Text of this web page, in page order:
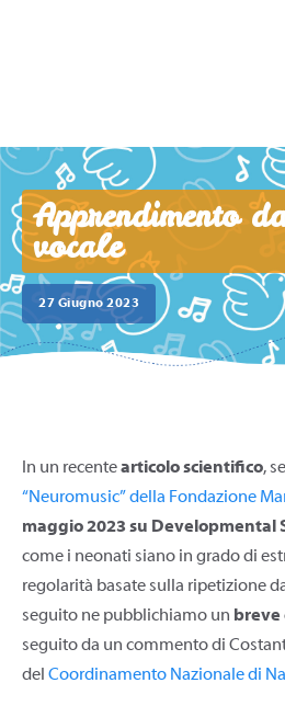
Apprendimento
vocale
27 Giugno 2023
In un recentearticolo scientifico,
“Neuromusic” della Fondazione
maggio 2023 su Developmental
come i neonati siano in grado di
regolarità basate sulla ripetizione
seguito ne pubblichiamo un breve
seguito da un commento di
del Coordinamento Nazionale di